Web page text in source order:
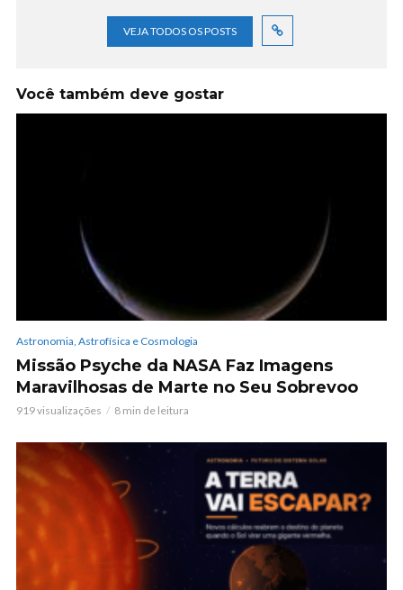
VEJA TODOS OS POSTS
Você também deve gostar
Astronomia, Astrofísica e Cosmologia
Missão Psyche da NASA Faz Imagens
Maravilhosas de Marte no Seu Sobrevoo
919 visualizações 8 min de leitura